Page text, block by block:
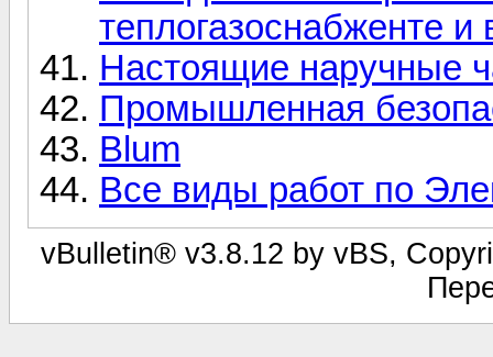
теплогазоснабженте и
Настоящие наручные
Промышленная
Blum
Все виды работ по
vBulletin® v3.8.12 by vBS,